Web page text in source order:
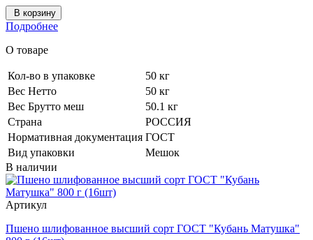
В корзину
Подробнее
О товаре
Кол-во в упаковке
50 кг
Вес Нетто
50 кг
Вес Брутто меш
50.1 кг
Страна
РОССИЯ
Нормативная документация ГОСТ
Вид упаковки
Мешок
В наличии
Артикул
Пшено шлифованное высший сорт ГОСТ "Кубань Матушка"